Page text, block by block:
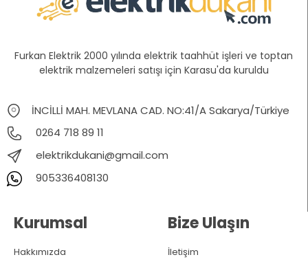
Furkan Elektrik 2000 yılında elektrik taahhüt işleri ve toptan
elektrik malzemeleri satışı için Karasu'da kuruldu
İNCİLLİ MAH. MEVLANA CAD. NO:41/A Sakarya/Türkiye
0264 718 89 11
elektrikdukani@gmail.com
905336408130
Kurumsal
Hakkımızda
Bize Ulaşın
İletişim